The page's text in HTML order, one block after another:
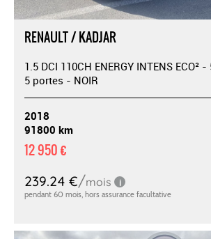
RENAULT / KADJAR
1.5 DCI 110CH ENERGY INTENS ECO² -
5 portes - NOIR
2018
91800 km
12 950 €